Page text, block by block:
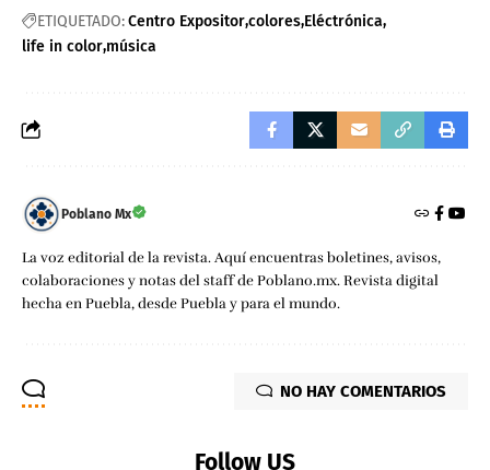
ETIQUETADO:Centro Expositorcolores Eléctrónica
life in color música
Poblano Mx
La voz editorial de la revista. Aquí encuentras boletines, avisos,
colaboraciones y notas del staff de Poblano.mx. Revista digital
hecha en Puebla, desde Puebla y para el mundo.
NO HAY COMENTARIOS
Follow US